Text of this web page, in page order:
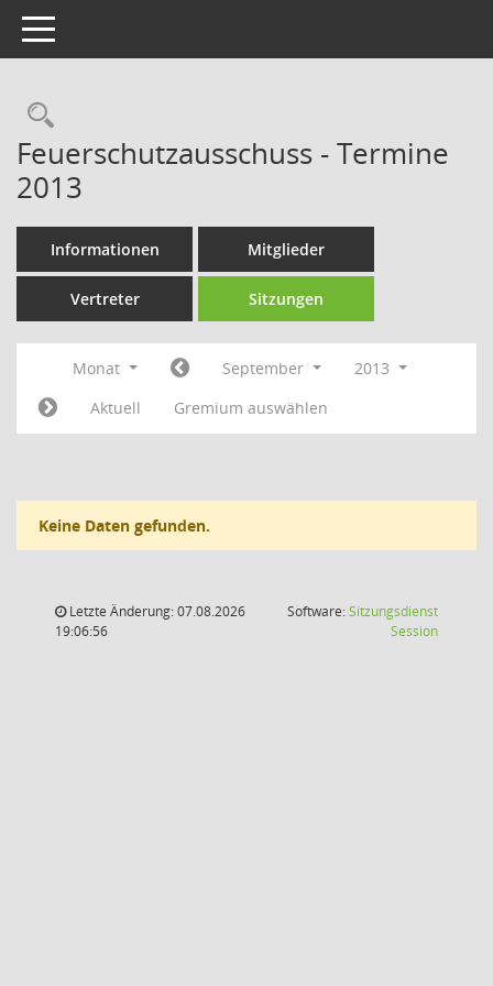
Toggle navigation
Rechercheauswahl
Feuerschutzausschuss - Termine
2013
Informationen Mitglieder
Vertreter Sitzungen
Monat September
2013
Aktuell
Gremium auswählen
Keine Daten gefunden.
Letzte Änderung: 07.08.2026
19:06:56
Software:Sitzungsdienst
Session(Wird in